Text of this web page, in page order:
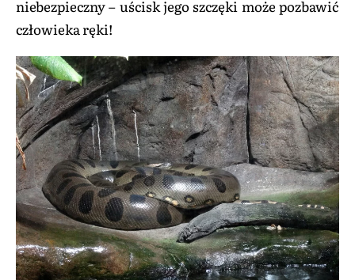
niebezpieczny – uścisk jego szczęki może pozbawić
człowieka ręki!